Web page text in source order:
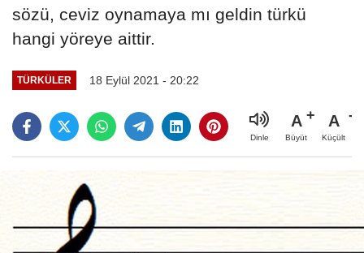
sözü, ceviz oynamaya mı geldin türkü
hangi yöreye aittir.
TÜRKÜLER 18 Eylül 2021 - 20:22
Dinle
A
Büyüt
A
Küçült